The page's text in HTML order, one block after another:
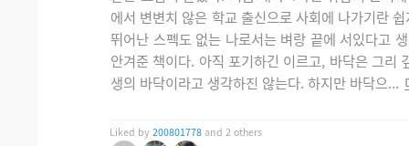
에서 변변치 않은 학교 출신으로 사회에 나가기란
뛰어난 스펙도 없는 나로서는 벼랑 끝에 서있다고
안겨준 책이다. 아직 포기하긴 이르고, 바닥은 그리
생의 바닥이라고 생각하진 않는다. 하지만 바닥으...
Liked by 200801778 and 2 others